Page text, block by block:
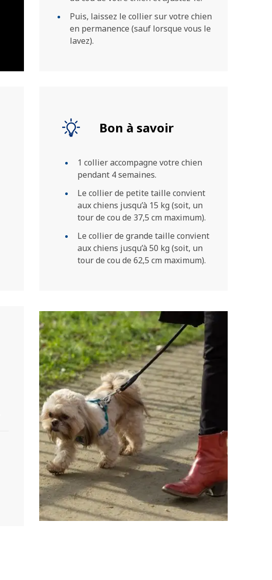
Puis, laissez le collier sur votre chien
en permanence (sauf lorsque vous le
lavez).
Bon à savoir
1 collier accompagne votre chien
pendant 4 semaines.
Le collier de petite taille convient
aux chiens jusqu’à 15 kg (soit, un
tour de cou de 37,5 cm maximum).
Le collier de grande taille convient
aux chiens jusqu’à 50 kg (soit, un
tour de cou de 62,5 cm maximum).